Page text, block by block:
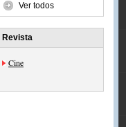
Ver todos
Revista
Cine